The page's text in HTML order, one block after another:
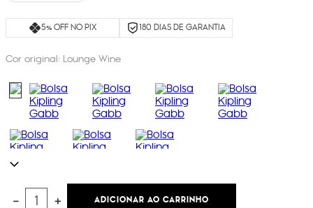
5% OFF NO PIX 180 DIAS DE GARANTIA
Cor original: Lounge Wine
＋
－ ADICIONAR AO CARRINHO